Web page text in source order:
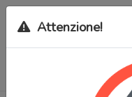
Attenzione!